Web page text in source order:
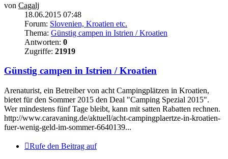
von Cagalj
18.06.2015 07:48
Forum: Slovenien, Kroatien etc.
Thema: Günstig campen in Istrien / Kroatien
Antworten: 0
Zugriffe: 21919
Günstig campen in Istrien / Kroatien
Arenaturist, ein Betreiber von acht Campingplätzen in Kroatien,
bietet für den Sommer 2015 den Deal "Camping Spezial 2015".
Wer mindestens fünf Tage bleibt, kann mit satten Rabatten rechnen.
http://www.caravaning.de/aktuell/acht-campingplaertze-in-kroatien-
fuer-wenig-geld-im-sommer-6640139...
Rufe den Beitrag auf